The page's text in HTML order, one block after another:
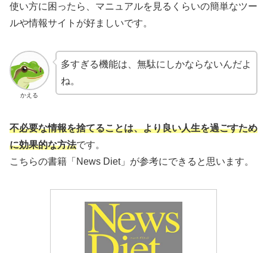
使い方に困ったら、マニュアルを見るくらいの簡単なツー
ルや情報サイトが好ましいです。
かえる
多すぎる機能は、無駄にしかならないんだよ
ね。
不必要な情報を捨てることは、より良い人生を過ごすため
に効果的な方法です。
こちらの書籍「News Diet」が参考にできると思います。